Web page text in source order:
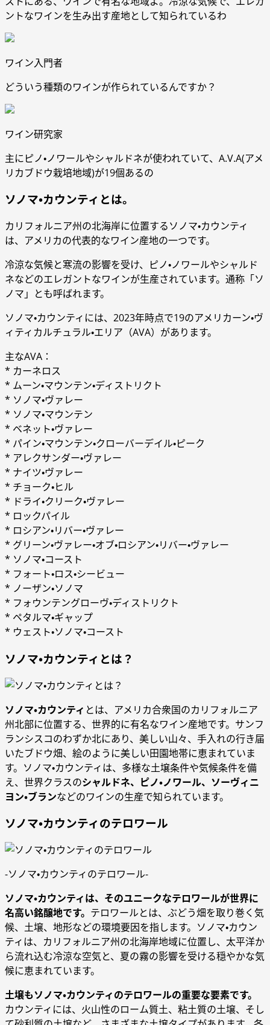
ントなワインを生み出す産地として知られているわ
ワイン入門者
どういう種類のワインが作られているんですか？
ワイン研究家
主にピノ・ノワールやシャルドネが使われていて、A.V.A(アメ
リカブドウ栽培地域)が19個あるの
ソノマ・カウンティとは。
カリフォルニア州の北海岸に位置するソノマ・カウンティ
は、アメリカの代表的なワイン産地の一つです。
冷涼な気候と寒流の影響を受け、ピノ・ノワールやシャルド
ネなどのエレガントなワインが生産されています。通称「ソ
ノマ」とも呼ばれます。
ソノマ・カウンティには、2023年時点で19のアメリカーン・ヴ
ィティカルチュラル・エリア（AVA）があります。
主なAVA：
* カーネロス
* ムーン・マウンテン・ディストリクト
* ソノマ・ヴァレー
* ソノマ・マウンテン
* ベネット・ヴァレー
* パイン・マウンテン・クローバーデイル・ピーク
* アレクサンダー・ヴァレー
* ナイツ・ヴァレー
* チョーク・ヒル
* ドライ・クリーク・ヴァレー
* ロックパイル
* ロシアン・リバー・ヴァレー
* グリーン・ヴァレー・オブ・ロシアン・リバー・ヴァレー
* ソノマ・コースト
* フォート・ロス・シービュー
* ノーザン・ソノマ
* フォウンテングローヴ・ディストリクト
* ペタルマ・ギャップ
* ウェスト・ソノマ・コースト
ソノマ・カウンティとは？
ソノマ・カウンティ とは、アメリカ合衆国のカリフォルニア
州北部に位置する、世界的に有名なワイン産地です。サンフ
ランシスコのわずか北にあり、美しい山々、手入れの行き届
いたブドウ畑、絵のように美しい田園地帯に恵まれていま
す。ソノマ・カウンティは、多様な土壌条件や気候条件を備
え、世界クラスのシャルドネ、ピノ・ノワール、ソーヴィニ
ヨン・ブランなどのワインの生産で知られています。
ソノマ・カウンティのテロワール
-ソノマ・カウンティのテロワール-
ソノマ・カウンティは、そのユニークなテロワールが世界に
名高い銘醸地です。 テロワールとは、ぶどう畑を取り巻く気
候、土壌、地形などの環境要因を指します。ソノマ・カウン
ティは、カリフォルニア州の北海岸地域に位置し、太平洋か
ら流れ込む冷涼な空気と、夏の霧の影響を受ける穏やかな気
候に恵まれています。
土壌もソノマ・カウンティのテロワールの重要な要素です。
カウンティには、火山性のローム質土、粘土質の土壌、そし